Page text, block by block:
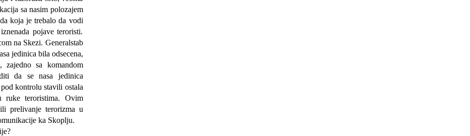
sa nasim polozajem
koja je trebalo da vodi
pojave teroristi.
na Skezi. Generalstab
jedinica bila odsecena,
zajedno sa komandom
da se nasa jedinica
kontrolu stavili ostala
ruke teroristima. Ovim
prelivanje terorizma u
ka Skoplju.